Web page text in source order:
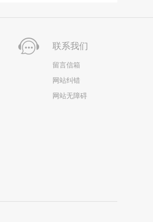
联系我们
留言信箱
网站纠错
网站无障碍